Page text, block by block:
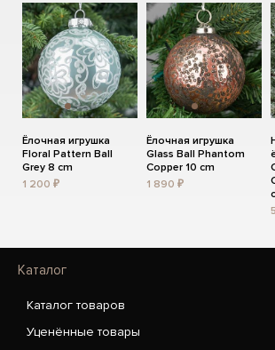
Ёлочная игрушка
Floral Pattern Ball
Grey 8 cm
1 200 ₽
Ёлочная игрушка
Glass Ball Phantom
Copper 10 cm
1 890 ₽
Каталог
Каталог товаров
Уценённые товары